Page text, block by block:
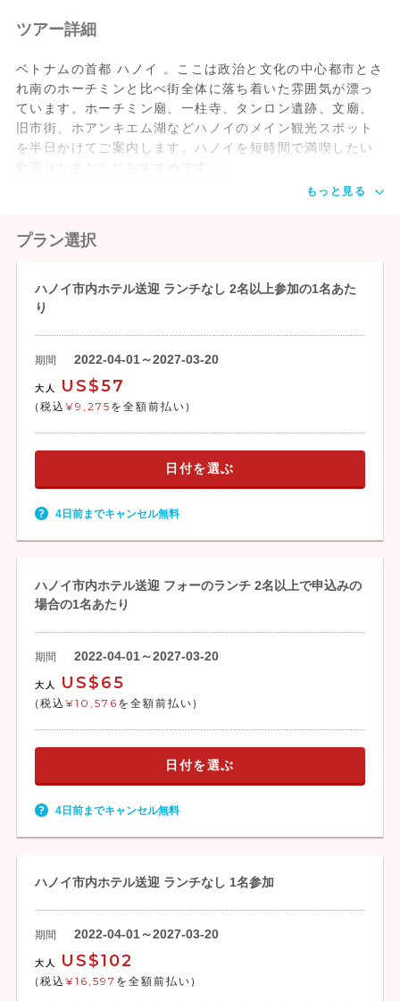
ツアー詳細
ベトナムの首都 ハノイ 。ここは政治と文化の中心都市とさ
れ南のホーチミンと比べ街全体に落ち着いた雰囲気が漂っ
ています。ホーチミン廟、一柱寺、タンロン遺跡、文廟、
旧市街、ホアンキエム湖などハノイのメイン観光スポット
を半日かけてご案内します。ハノイを短時間で満喫したい
欲張りなあなたにおすすめです。。
もっと見る
プラン選択
ハノイ市内ホテル送迎 ランチなし 2名以上参加の1名あた
り
期間 2022-04-01～2027-03-20
大人 US$57
(税込 ¥9,275 を全額前払い)
日付を選ぶ
4日前までキャンセル無料
ハノイ市内ホテル送迎 フォーのランチ 2名以上で申込みの
場合の1名あたり
期間 2022-04-01～2027-03-20
大人 US$65
(税込 ¥10,576 を全額前払い)
日付を選ぶ
4日前までキャンセル無料
ハノイ市内ホテル送迎 ランチなし 1名参加
期間 2022-04-01～2027-03-20
大人 US$102
(税込 ¥16,597 を全額前払い)